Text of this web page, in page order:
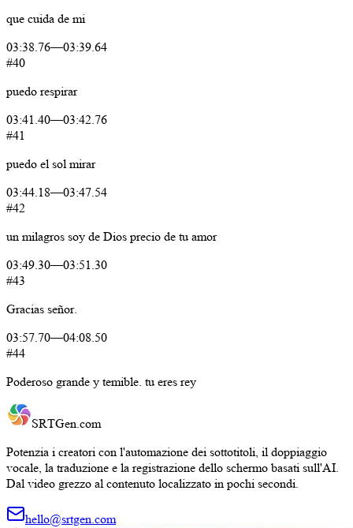
que cuida de mi
03:38.76—03:39.64
#40
puedo respirar
03:41.40—03:42.76
#41
puedo el sol mirar
03:44.18—03:47.54
#42
un milagros soy de Dios precio de tu amor
03:49.30—03:51.30
#43
Gracias señor.
03:57.70—04:08.50
#44
Poderoso grande y temible. tu eres rey
SRTGen.com
Potenzia i creatori con l'automazione dei sottotitoli, il doppiaggio
vocale, la traduzione e la registrazione dello schermo basati sull'AI.
Dal video grezzo al contenuto localizzato in pochi secondi.
hello@srtgen.com